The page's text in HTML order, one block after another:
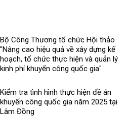
Bộ Công Thương tổ chức Hội thảo
"Nâng cao hiệu quả về xây dựng kế
hoạch, tổ chức thực hiện và quản lý
kinh phí khuyến công quốc gia"
Kiểm tra tình hình thực hiện đề án
khuyến công quốc gia năm 2025 tại
Lâm Đồng